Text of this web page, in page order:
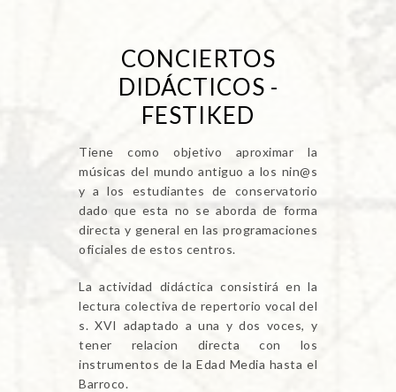
CONCIERTOS
DIDÁCTICOS -
FESTIKED
Tiene como objetivo aproximar la
músicas del mundo antiguo a los nin@s
y a los estudiantes de conservatorio
dado que esta no se aborda de forma
directa y general en las programaciones
oficiales de estos centros.
La actividad didáctica consistirá en la
lectura colectiva de repertorio vocal del
s. XVI adaptado a una y dos voces, y
tener relacion directa con los
instrumentos de la Edad Media hasta el
Barroco.